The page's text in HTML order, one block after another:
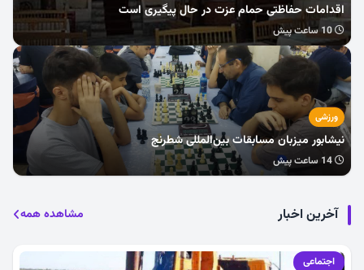
اقدامات حفاظتی حمام عزت در حال پیگیری است
10 ساعت پیش
ورزشی
نیشابور میزبان مسابقات بین‌المللی شطرنج
14 ساعت پیش
آخرین اخبار مشاهده همه
اجتماعی